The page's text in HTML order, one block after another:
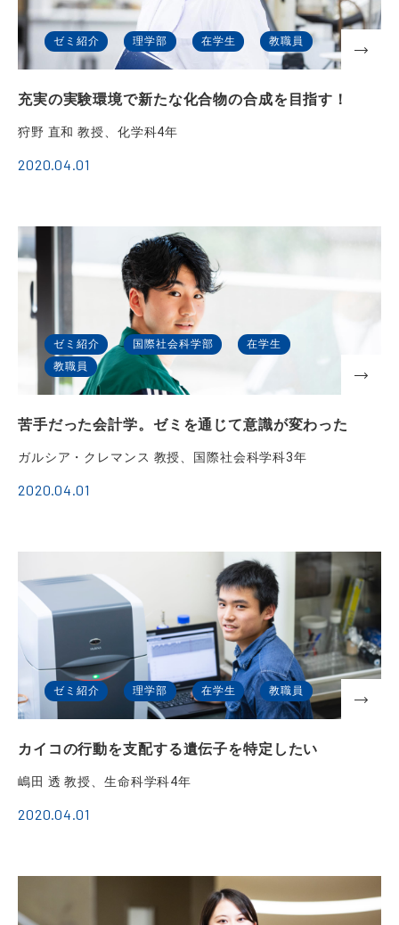
ゼミ紹介 理学部 在学生 教職員
充実の実験環境で新たな化合物の合成を目指す！
狩野 直和 教授、化学科4年
2020.04.01
ゼミ紹介 国際社会科学部
在学生
教職員
苦手だった会計学。ゼミを通じて意識が変わった
ガルシア・クレマンス 教授、国際社会科学科3年
2020.04.01
ゼミ紹介 理学部 在学生 教職員
カイコの行動を支配する遺伝子を特定したい
嶋田 透 教授、生命科学科4年
2020.04.01